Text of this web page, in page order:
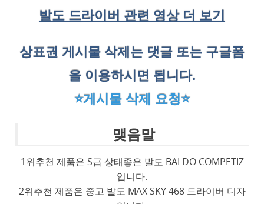
발도 드라이버 관련 영상 더 보기
상표권 게시물 삭제는 댓글 또는 구글폼
을 이용하시면 됩니다.
⭐게시물 삭제 요청⭐
맺음말
1위추천 제품은 S급 상태좋은 발도 BALDO COMPETIZ
입니다.
2위추천 제품은 중고 발도 MAX SKY 468 드라이버 디자